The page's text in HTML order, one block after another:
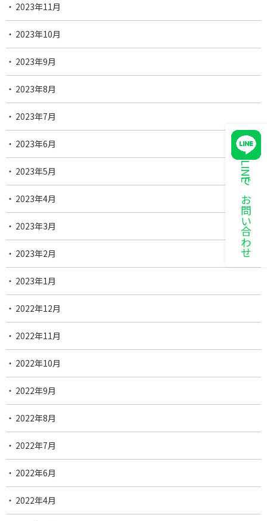
LINEでお問い合わせ
2023年11月
2023年10月
2023年9月
2023年8月
2023年7月
2023年6月
2023年5月
2023年4月
2023年3月
2023年2月
2023年1月
2022年12月
2022年11月
2022年10月
2022年9月
2022年8月
2022年7月
2022年6月
2022年4月